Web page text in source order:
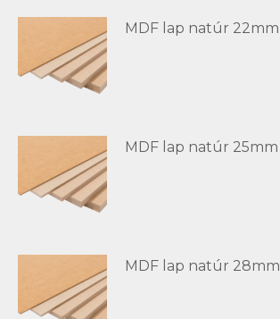
MDF lap natúr 22mm
MDF lap natúr 25mm
MDF lap natúr 28mm